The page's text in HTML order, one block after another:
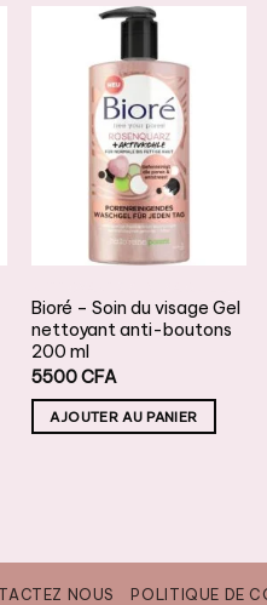
AJOUTER
À LA
LISTE DE
SOUHAITS
Bioré – Soin du visage Gel
nettoyant anti-boutons
200 ml
5500CFA
AJOUTER AU PANIER
NOUS POLITIQUE DE